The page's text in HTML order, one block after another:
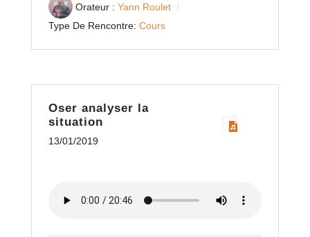
Orateur : Yann Roulet
Type De Rencontre: Cours
Oser analyser la
situation
13/01/2019